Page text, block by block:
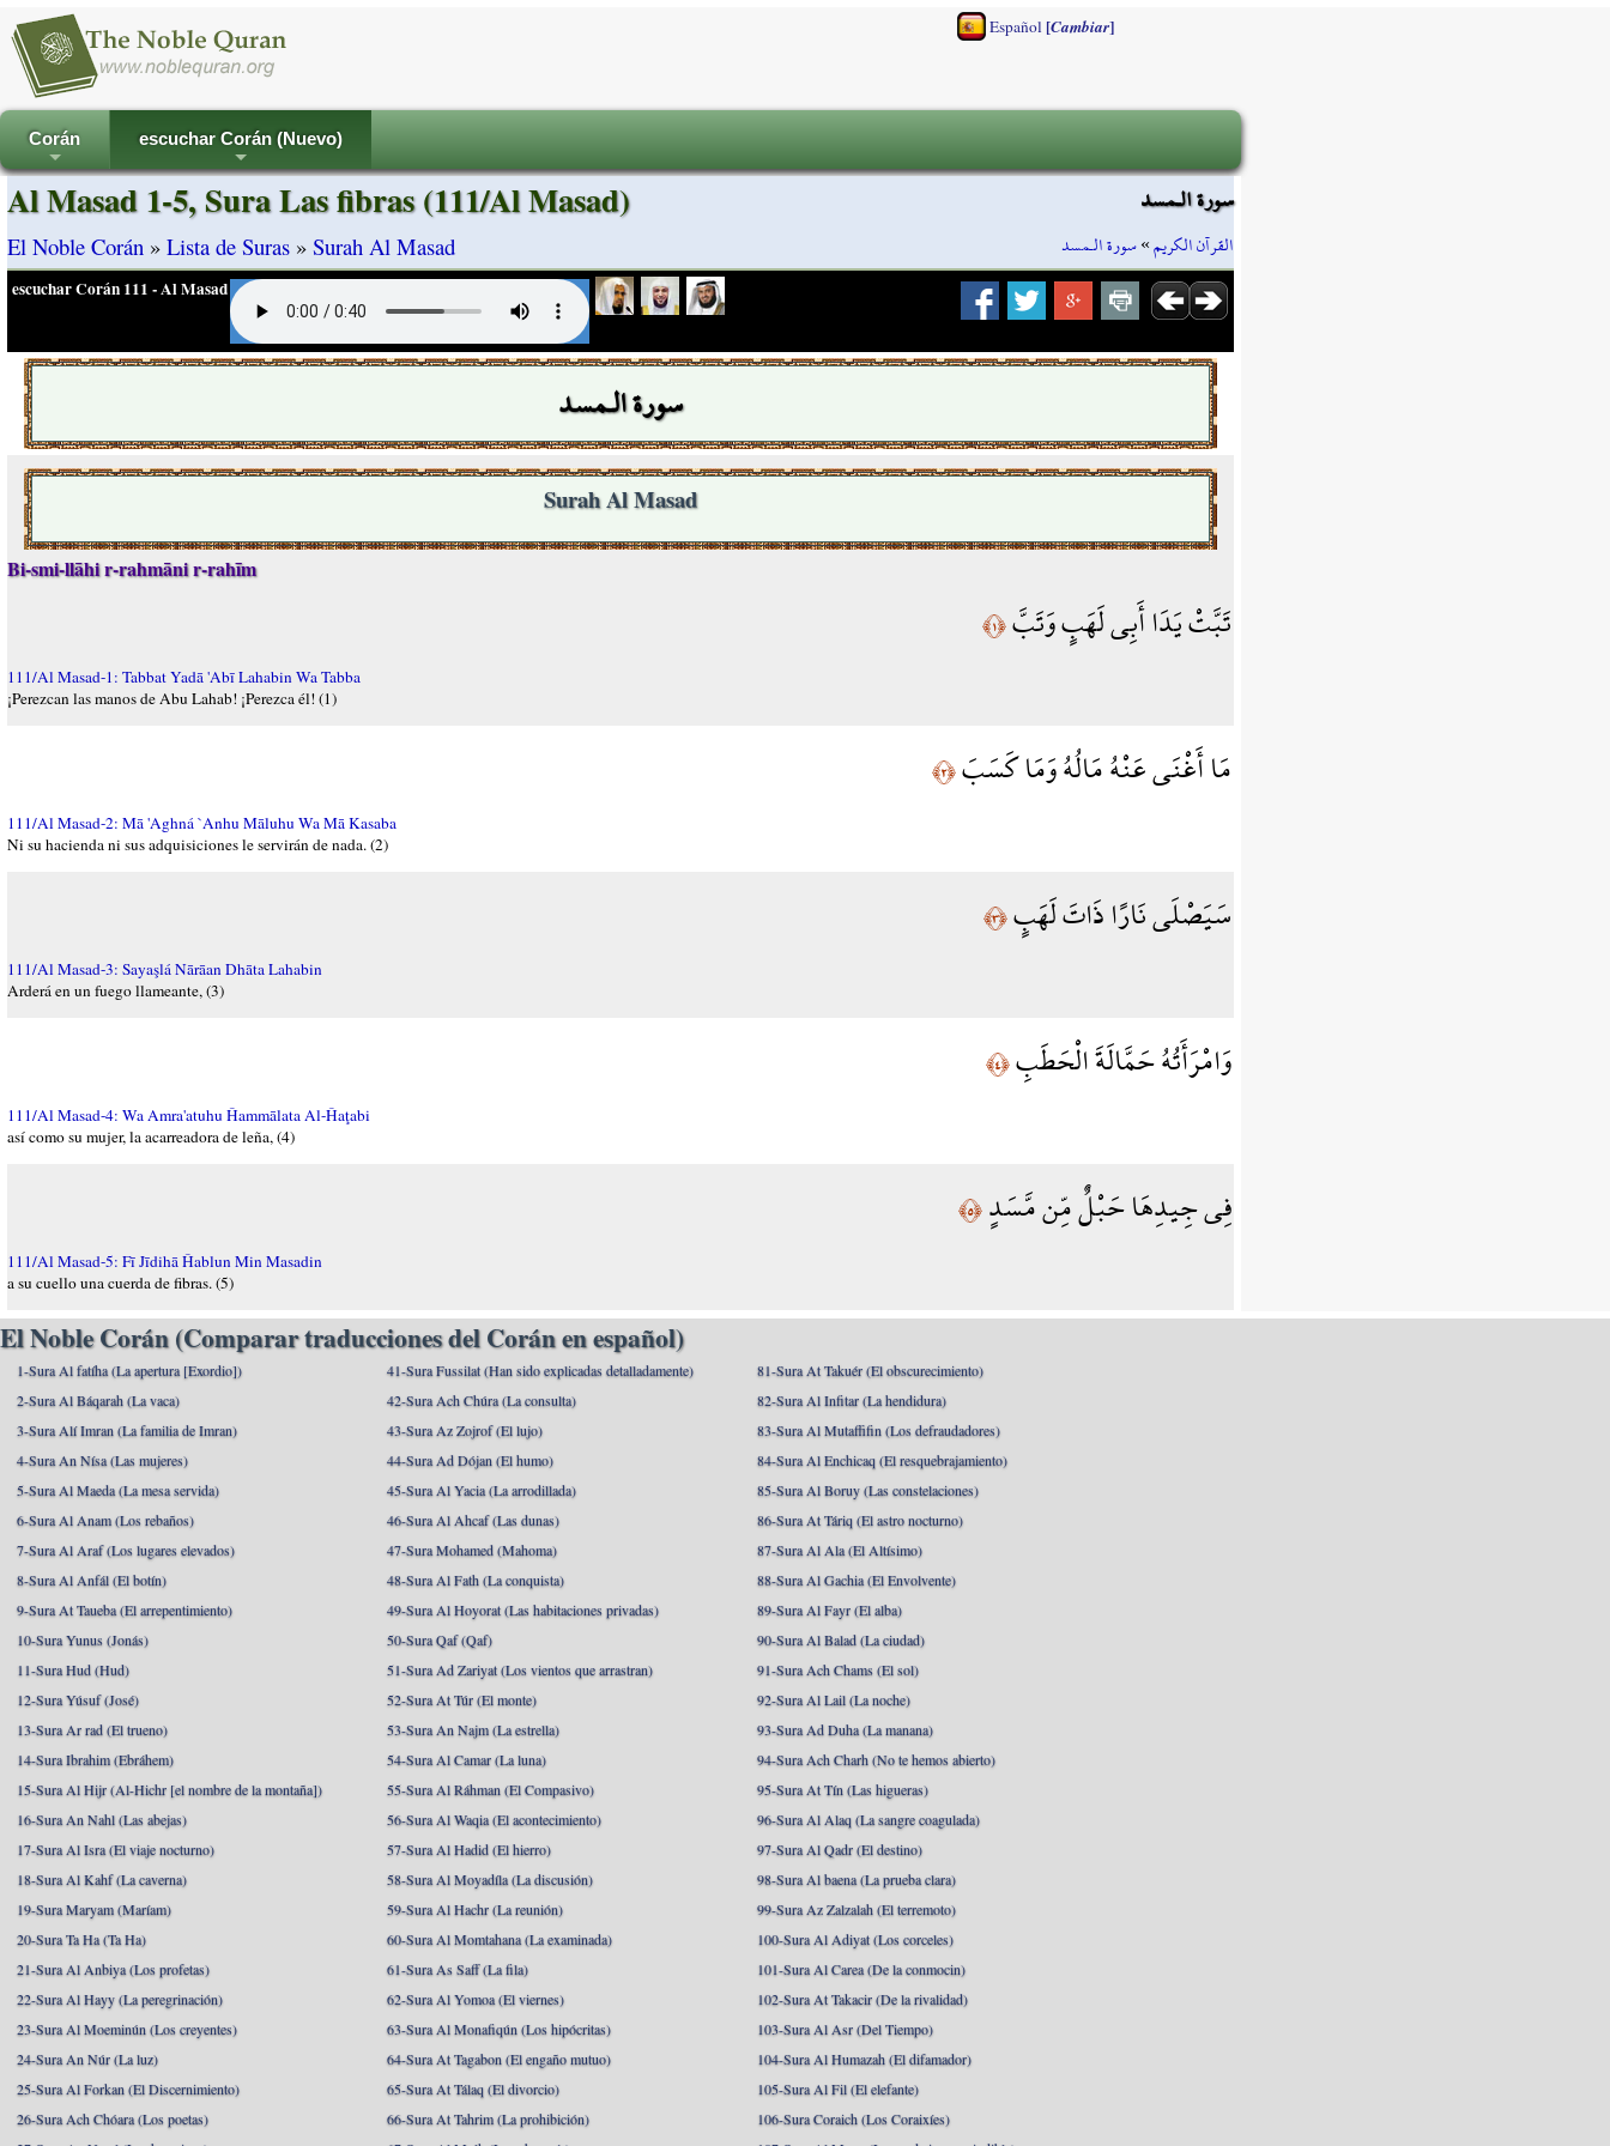
Español [Cambiar]
+
Corán
+
escuchar Corán (Nuevo)
سورة الـمسد
القرآن الكريم»سورة الـمسد
Al Masad 1-5, Sura Las fibras (111/Al Masad)
El Noble Corán » Lista de Suras » Surah Al Masad
escuchar Corán 111 - Al Masad
سورة الـمسد
Surah Al Masad
Bi-smi-llāhi r-rahmāni r-rahīm
تَبَّتْ يَدَا أَبِي لَهَبٍ وَتَبَّ﴿١﴾
111/Al Masad-1: Tabbat Yadā 'Abī Lahabin Wa Tabba
¡Perezcan las manos de Abu Lahab! ¡Perezca él! (1)
مَا أَغْنَى عَنْهُ مَالُهُ وَمَا كَسَبَ﴿٢﴾
111/Al Masad-2: Mā 'Aghná `Anhu Māluhu Wa Mā Kasaba
Ni su hacienda ni sus adquisiciones le servirán de nada. (2)
سَيَصْلَى نَارًا ذَاتَ لَهَبٍ﴿٣﴾
111/Al Masad-3: Sayaşlá Nārāan Dhāta Lahabin
Arderá en un fuego llameante, (3)
وَامْرَأَتُهُ حَمَّالَةَ الْحَطَبِ﴿٤﴾
111/Al Masad-4: Wa Amra'atuhu Ĥammālata Al-Ĥaţabi
así como su mujer, la acarreadora de leña, (4)
فِي جِيدِهَا حَبْلٌ مِّن مَّسَدٍ﴿٥﴾
111/Al Masad-5: Fī Jīdihā Ĥablun Min Masadin
a su cuello una cuerda de fibras. (5)
El Noble Corán (Comparar traducciones del Corán en español)
1-Sura Al fatíha (La apertura [Exordio])
2-Sura Al Báqarah (La vaca)
3-Sura Alí Imran (La familia de Imran)
4-Sura An Nísa (Las mujeres)
5-Sura Al Maeda (La mesa servida)
6-Sura Al Anam (Los rebaños)
7-Sura Al Araf (Los lugares elevados)
8-Sura Al Anfál (El botín)
9-Sura At Taueba (El arrepentimiento)
10-Sura Yunus (Jonás)
11-Sura Hud (Hud)
12-Sura Yúsuf (José)
13-Sura Ar rad (El trueno)
14-Sura Ibrahim (Ebráhem)
15-Sura Al Hijr (Al-Hichr [el nombre de la montaña])
16-Sura An Nahl (Las abejas)
17-Sura Al Isra (El viaje nocturno)
18-Sura Al Kahf (La caverna)
19-Sura Maryam (Maríam)
20-Sura Ta Ha (Ta Ha)
21-Sura Al Anbiya (Los profetas)
22-Sura Al Hayy (La peregrinación)
23-Sura Al Moeminún (Los creyentes)
24-Sura An Núr (La luz)
25-Sura Al Forkan (El Discernimiento)
26-Sura Ach Chóara (Los poetas)
41-Sura Fussilat (Han sido explicadas detalladamente)
42-Sura Ach Chúra (La consulta)
43-Sura Az Zojrof (El lujo)
44-Sura Ad Dójan (El humo)
45-Sura Al Yacia (La arrodillada)
46-Sura Al Ahcaf (Las dunas)
47-Sura Mohamed (Mahoma)
48-Sura Al Fath (La conquista)
49-Sura Al Hoyorat (Las habitaciones privadas)
50-Sura Qaf (Qaf)
51-Sura Ad Zariyat (Los vientos que arrastran)
52-Sura At Túr (El monte)
53-Sura An Najm (La estrella)
54-Sura Al Camar (La luna)
55-Sura Al Ráhman (El Compasivo)
56-Sura Al Waqia (El acontecimiento)
57-Sura Al Hadid (El hierro)
58-Sura Al Moyadíla (La discusión)
59-Sura Al Hachr (La reunión)
60-Sura Al Momtahana (La examinada)
61-Sura As Saff (La fila)
62-Sura Al Yomoa (El viernes)
63-Sura Al Monafiqún (Los hipócritas)
64-Sura At Tagabon (El engaño mutuo)
65-Sura At Tálaq (El divorcio)
66-Sura At Tahrim (La prohibición)
81-Sura At Takuér (El obscurecimiento)
82-Sura Al Infitar (La hendidura)
83-Sura Al Mutaffifin (Los defraudadores)
84-Sura Al Enchicaq (El resquebrajamiento)
85-Sura Al Boruy (Las constelaciones)
86-Sura At Táriq (El astro nocturno)
87-Sura Al Ala (El Altísimo)
88-Sura Al Gachia (El Envolvente)
89-Sura Al Fayr (El alba)
90-Sura Al Balad (La ciudad)
91-Sura Ach Chams (El sol)
92-Sura Al Lail (La noche)
93-Sura Ad Duha (La manana)
94-Sura Ach Charh (No te hemos abierto)
95-Sura At Tín (Las higueras)
96-Sura Al Alaq (La sangre coagulada)
97-Sura Al Qadr (El destino)
98-Sura Al baena (La prueba clara)
99-Sura Az Zalzalah (El terremoto)
100-Sura Al Adiyat (Los corceles)
101-Sura Al Carea (De la conmocin)
102-Sura At Takacir (De la rivalidad)
103-Sura Al Asr (Del Tiempo)
104-Sura Al Humazah (El difamador)
105-Sura Al Fil (El elefante)
106-Sura Coraich (Los Coraixíes)